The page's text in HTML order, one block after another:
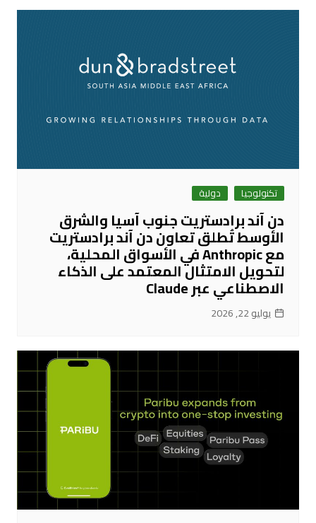
تكنولوجيا دولية
دن آند برادستريت جنوب آسيا والشرق
الأوسط تُطلق تعاون دن آند برادستريت
مع Anthropic في الأسواق المحلية،
لتحويل الامتثال المعتمد على الذكاء
الاصطناعي عبر Claude
يوليو 22, 2026